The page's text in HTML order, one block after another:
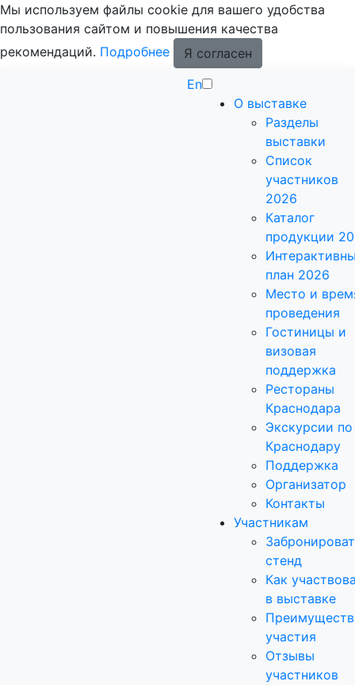
Мы используем файлы cookie для вашего удобства
пользования сайтом и повышения качества
рекомендаций. Подробнее
Я согласен
En
О выставке
Разделы
выставки
Список
участников
2026
Каталог
продукции
план 2026
Место и
проведения
Гостиницы и
визовая
поддержка
Рестораны
Краснодара
Экскурсии по
Краснодару
Поддержка
Организатор
Контакты
Участникам
стенд
Как
в выставке
участия
Отзывы
участников